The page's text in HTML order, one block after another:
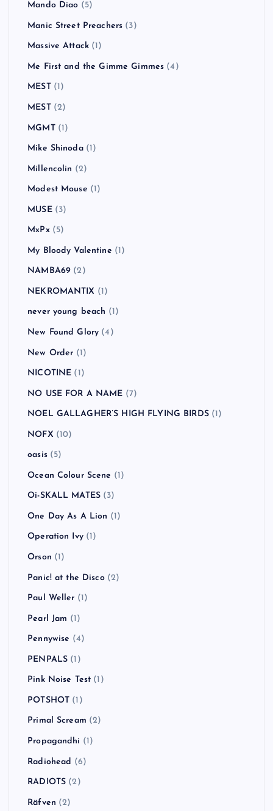
Mando Diao (5)
Manic Street Preachers (3)
Massive Attack (1)
Me First and the Gimme Gimmes (4)
MEST(1)
MEST(2)
MGMT(1)
Mike Shinoda(1)
Millencolin (2)
Modest Mouse (1)
MUSE(3)
MxPx(5)
My Bloody Valentine (1)
NAMBA69 (2)
NEKROMANTIX (1)
never young beach (1)
New Found Glory (4)
New Order (1)
NICOTINE (1)
NO USE FOR A NAME (7)
NOEL GALLAGHER’S HIGH FLYING BIRDS(1)
NOFX (10)
oasis(5)
Ocean Colour Scene (1)
Oi-SKALL MATES (3)
One Day As A Lion (1)
Operation Ivy(1)
Orson (1)
Panic! at the Disco(2)
Paul Weller (1)
Pearl Jam (1)
Pennywise (4)
PENPALS (1)
Pink Noise Test (1)
POTSHOT (1)
Primal Scream (2)
Propagandhi (1)
Radiohead (6)
RADIOTS (2)
Räfven (2)